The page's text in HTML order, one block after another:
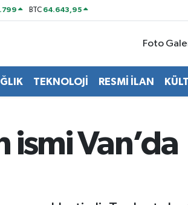
BTC 64.643,95
Foto
TEKNOLOJİ RESMİ İLAN
ismi Van’da